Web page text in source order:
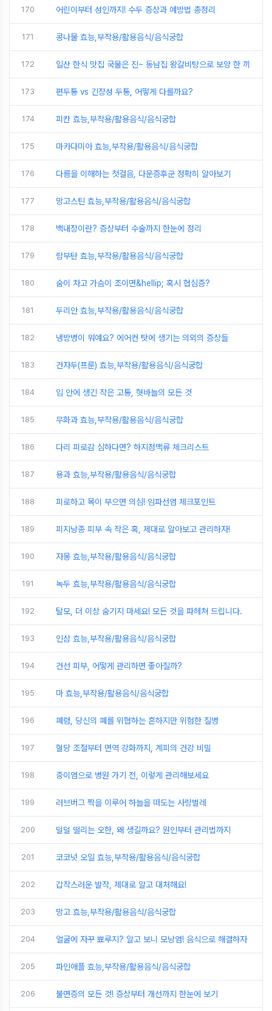
170 어린이부터 성인까지! 수두 증상과 예방법 총정리
171 콩나물 효능,부작용/활용음식/음식궁합
172 일산 한식 맛집 국물은 진~ 동남집 왕갈비탕으로 보양 한 끼
173 편두통 vs 긴장성 두통, 어떻게 다를까요?
174 피칸 효능,부작용/활용음식/음식궁합
175 마카다미아 효능,부작용/활용음식/음식궁합
176 다름을 이해하는 첫걸음, 다운증후군 정확히 알아보기
177 망고스틴 효능,부작용/활용음식/음식궁합
178 백내장이란? 증상부터 수술까지 한눈에 정리
179 람부탄 효능,부작용/활용음식/음식궁합
180 숨이 차고 가슴이 조이면&hellip; 혹시 협심증?
181 두리안 효능,부작용/활용음식/음식궁합
182 냉방병이 뭐예요? 에어컨 탓에 생기는 의외의 증상들
183 건자두(프룬) 효능,부작용/활용음식/음식궁합
184 입 안에 생긴 작은 고통, 혓바늘의 모든 것
185 무화과 효능,부작용/활용음식/음식궁합
186 다리 피로감 심하다면? 하지정맥류 체크리스트
187 용과 효능,부작용/활용음식/음식궁합
188 피로하고 목이 부으면 의심! 임파선염 체크포인트
189 피지낭종 피부 속 작은 혹, 제대로 알아보고 관리하자!
190 자몽 효능,부작용/활용음식/음식궁합
191 녹두 효능,부작용/활용음식/음식궁합
192 탈모, 더 이상 숨기지 마세요! 모든 것을 파헤쳐 드립니다.
193 인삼 효능,부작용/활용음식/음식궁합
194 건선 피부, 어떻게 관리하면 좋아질까?
195 마 효능,부작용/활용음식/음식궁합
196 폐렴, 당신의 폐를 위협하는 흔하지만 위험한 질병
197 혈당 조절부터 면역 강화까지, 계피의 건강 비밀
198 중이염으로 병원 가기 전, 이렇게 관리해보세요
199 러브버그 짝을 이루어 하늘을 떠도는 사랑벌레
200 덜덜 떨리는 오한, 왜 생길까요? 원인부터 관리법까지
201 코코넛 오일 효능,부작용/활용음식/음식궁합
202 갑작스러운 발작, 제대로 알고 대처해요!
203 망고 효능,부작용/활용음식/음식궁합
204 얼굴에 자꾸 뾰루지? 알고 보니 모낭염! 음식으로 해결하자
205 파인애플 효능,부작용/활용음식/음식궁합
206 불면증의 모든 것! 증상부터 개선까지 한눈에 보기